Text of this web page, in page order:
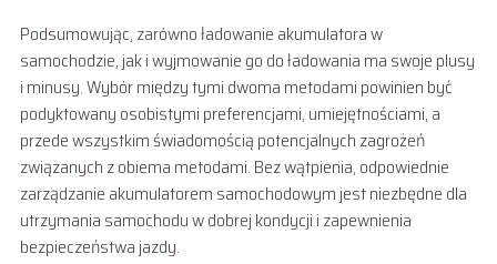
Podsumowując, zarówno ładowanie akumulatora w
samochodzie, jak i wyjmowanie go do ładowania ma swoje plusy
i minusy. Wybór między tymi dwoma metodami powinien być
podyktowany osobistymi preferencjami, umiejętnościami, a
przede wszystkim świadomością potencjalnych zagrożeń
związanych z obiema metodami. Bez wątpienia, odpowiednie
zarządzanie akumulatorem samochodowym jest niezbędne dla
utrzymania samochodu w dobrej kondycji i zapewnienia
bezpieczeństwa jazdy.